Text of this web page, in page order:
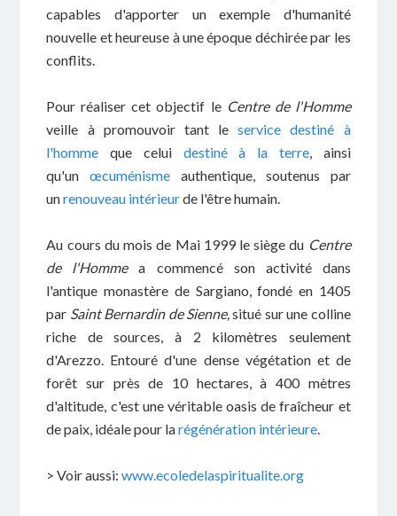
capables d'apporter un exemple d'humanité
nouvelle et heureuse à une époque déchirée par les
conflits.
Pour réaliser cet objectif le Centre de l'Homme
veille à promouvoir tant leservice destiné à
l'homme que celui destiné à la terre, ainsi
qu'unœcuménisme authentique, soutenus par
unrenouveau intérieurde l'être humain.
Au cours du mois de Mai 1999 le siège du Centre
de l'Hommea commencé son activité dans
l'antique monastère de Sargiano, fondé en 1405
par Saint Bernardin de Sienne,situé sur une colline
riche de sources, à 2 kilomètres seulement
d'Arezzo. Entouré d'une dense végétation et de
forêt sur près de 10 hectares, à 400 mètres
d'altitude, c'est une véritable oasis de fraîcheur et
de paix, idéale pour larégénération intérieure.
> Voir aussi:www.ecoledelaspiritualite.org